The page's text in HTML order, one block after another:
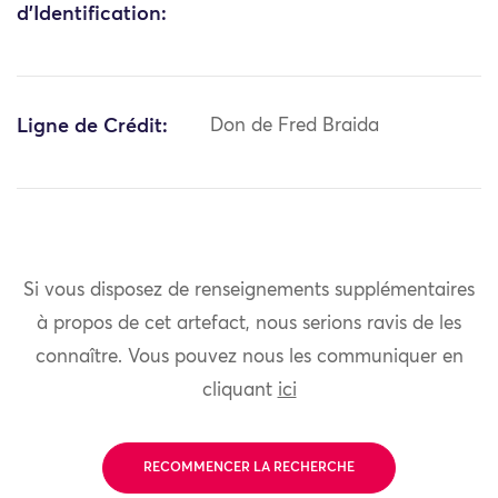
d'Identification:
Ligne de Crédit: Don de Fred Braida
Si vous disposez de renseignements supplémentaires
à propos de cet artefact, nous serions ravis de les
connaître. Vous pouvez nous les communiquer en
cliquant ici
RECOMMENCER LA RECHERCHE